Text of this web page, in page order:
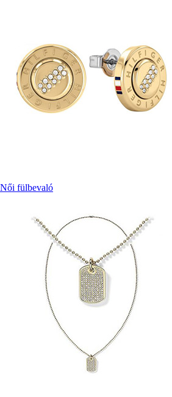
Női fülbevaló